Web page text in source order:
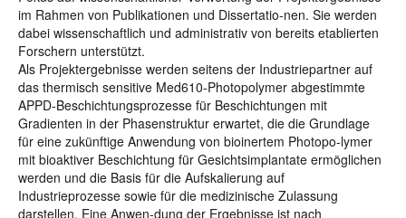
im Rahmen von Publikationen und Dissertatio-nen. Sie werden
dabei wissenschaftlich und administrativ von bereits etablierten
Forschern unterstützt.
Als Projektergebnisse werden seitens der Industriepartner auf
das thermisch sensitive Med610-Photopolymer abgestimmte
APPD-Beschichtungsprozesse für Beschichtungen mit
Gradienten in der Phasenstruktur erwartet, die die Grundlage
für eine zukünftige Anwendung von bioinertem Photopo-lymer
mit bioaktiver Beschichtung für Gesichtsimplantate ermöglichen
werden und die Basis für die Aufskalierung auf
Industrieprozesse sowie für die medizinische Zulassung
darstellen. Eine Anwen-dung der Ergebnisse ist nach